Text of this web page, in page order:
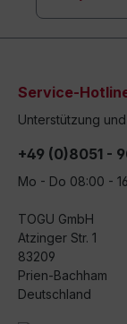
Service-
Unterstützung
+49 (0)8051 -
Mo - Do 08:00 -
TOGU GmbH
Atzinger Str. 1
83209
Prien-Bachham
Deutschland